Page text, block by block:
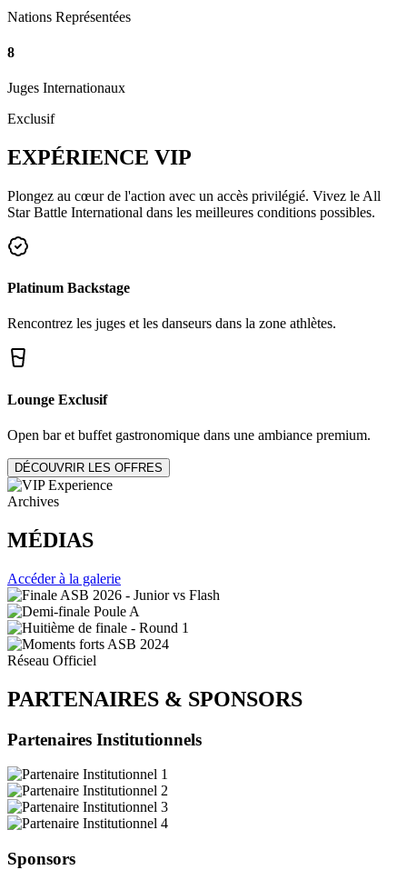
Nations Représentées
8
Juges Internationaux
Exclusif
EXPÉRIENCE VIP
Plongez au cœur de l'action avec un accès privilégié. Vivez le All
Star Battle International dans les meilleures conditions possibles.
Platinum Backstage
Rencontrez les juges et les danseurs dans la zone athlètes.
Lounge Exclusif
Open bar et buffet gastronomique dans une ambiance premium.
DÉCOUVRIR LES OFFRES
Archives
MÉDIAS
Accéder à la galerie
Réseau Officiel
PARTENAIRES & SPONSORS
Partenaires Institutionnels
Sponsors